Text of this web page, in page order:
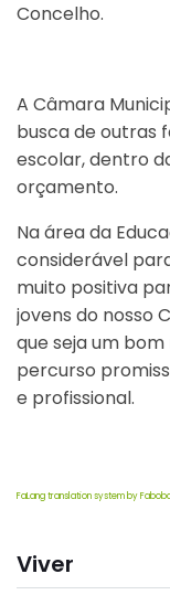
Viver
Concelho.
A Câmara
busca de outras
escolar, dentro
orçamento.
Na área da
considerável
muito positiva
jovens do nosso
que seja um
percurso
e profissional.
FaLang translation system by